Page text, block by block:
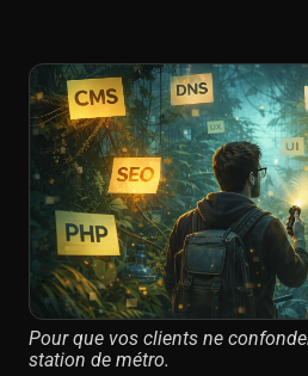
Pour que vos clients ne
station de métro.